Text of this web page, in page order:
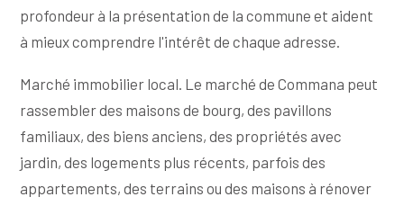
profondeur à la présentation de la commune et aident
à mieux comprendre l'intérêt de chaque adresse.
Marché immobilier local. Le marché de Commana peut
rassembler des maisons de bourg, des pavillons
familiaux, des biens anciens, des propriétés avec
jardin, des logements plus récents, parfois des
appartements, des terrains ou des maisons à rénover